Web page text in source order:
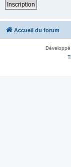
Inscription
Accueil du forum